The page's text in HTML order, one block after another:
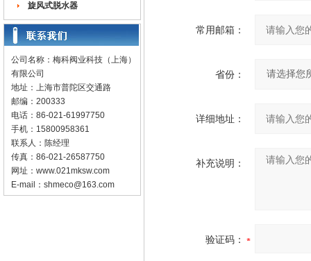
旋风式脱水器
公司名称：梅科阀业科技（上海）
有限公司
地址：上海市普陀区交通路
邮编：200333
电话：86-021-61997750
手机：15800958361
联系人：陈经理
传真：86-021-26587750
网址： www.021mksw.com
E-mail： shmeco@163.com
常用邮箱：
省份：
详细地址：
补充说明：
验证码：